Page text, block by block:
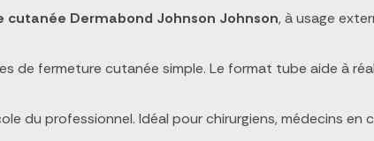
cutanée Dermabond Johnson Johnson, à usage
de fermeture cutanée simple. Le format tube aide à
du professionnel. Idéal pour chirurgiens, médecins en